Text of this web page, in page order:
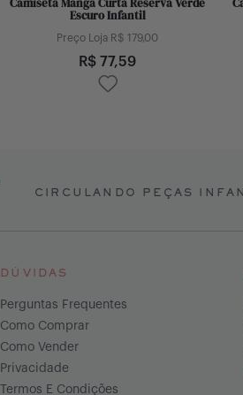
Camiseta Manga Curta Reserva Verde
Escuro Infantil
Preço Loja R$ 179,00
R$ 77,59
CIRCULANDO PEÇAS
DÚVIDAS
Perguntas Frequentes
Como Comprar
Como Vender
Privacidade
Termos E Condições